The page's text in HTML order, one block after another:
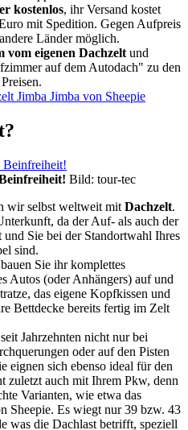
kostenlos, ihr Versand kostet
mit Spedition. Gegen Aufpreis
Länder möglich.
vom eigenen Dachzelt und
auf dem Autodach" zu den
Jimba Jimba von Sheepie
Bild: tour-tec
wir selbst weltweit mit Dachzelt.
da der Auf- als auch der
Sie bei der Standortwahl Ihres
sind.
Sie ihr komplettes
Autos (oder Anhängers) auf und
das eigene Kopfkissen und
Bettdecke bereits fertig im Zelt
Jahrzehnten nicht nur bei
oder auf den Pisten
eignen sich ebenso ideal für den
auch mit Ihrem Pkw, denn
Varianten, wie etwa das
Sheepie. Es wiegt nur 39 bzw. 43
was die Dachlast betrifft, speziell